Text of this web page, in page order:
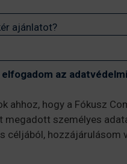
ajánlatot?
elfogadom az
ahhoz, hogy a Fókusz
megadott személyes
céljából, hozzájárulásom